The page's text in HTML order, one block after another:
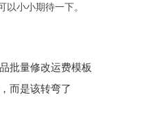
以小小期待一下。
批量修改运费模板
而是该转弯了